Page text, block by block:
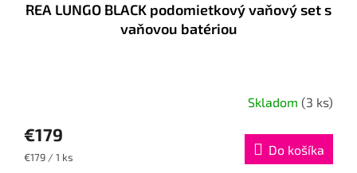
REA LUNGO BLACK podomietkový vaňový set s
vaňovou batériou
Skladom (3 ks)
€179
Jednotková
€179 / 1 ks Do košíka